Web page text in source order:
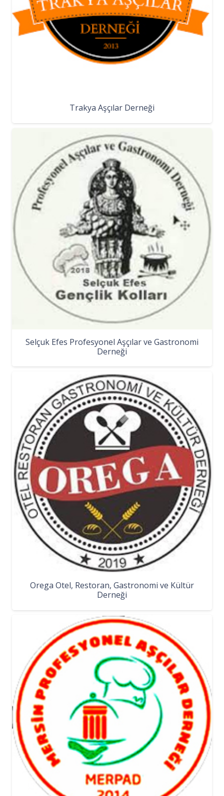
Trakya Aşçılar Derneği
Selçuk Efes Profesyonel Aşçılar ve Gastronomi
Derneği
Orega Otel, Restoran, Gastronomi ve Kültür
Derneği